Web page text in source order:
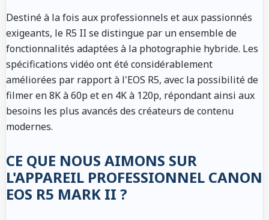
Destiné à la fois aux professionnels et aux passionnés
exigeants, le R5 II se distingue par un ensemble de
fonctionnalités adaptées à la photographie hybride. Les
spécifications vidéo ont été considérablement
améliorées par rapport à l'EOS R5, avec la possibilité de
filmer en 8K à 60p et en 4K à 120p, répondant ainsi aux
besoins les plus avancés des créateurs de contenu
modernes.
CE QUE NOUS AIMONS SUR
L'APPAREIL PROFESSIONNEL CANON
EOS R5 MARK II ?